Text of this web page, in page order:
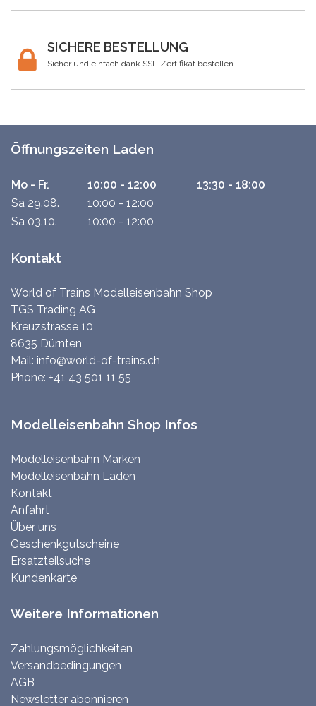
SICHERE BESTELLUNG
Sicher und einfach dank SSL-Zertifikat bestellen.
Öffnungszeiten Laden
Mo - Fr. 10:00 - 12:00
13:30 - 18:00
Sa 29.08.
10:00 - 12:00
Sa 03.10.
10:00 - 12:00
Kontakt
World of Trains Modelleisenbahn Shop
TGS Trading AG
Kreuzstrasse 10
8635 Dürnten
Mail: info@world-of-trains.ch
Phone: +41 43 501 11 55
Modelleisenbahn Shop Infos
Modelleisenbahn Marken
Modelleisenbahn Laden
Kontakt
Anfahrt
Über uns
Geschenkgutscheine
Ersatzteilsuche
Kundenkarte
Weitere Informationen
Zahlungsmöglichkeiten
Versandbedingungen
AGB
Newsletter abonnieren